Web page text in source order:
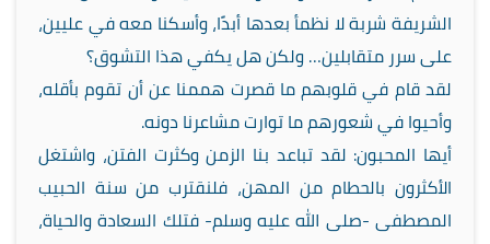
الشريفة شربة لا نظمأ بعدها أبدًا، وأسكنا معه في عليين،
على سرر متقابلين… ولكن هل يكفي هذا التشوق؟
لقد قام في قلوبهم ما قصرت هممنا عن أن تقوم بأقله،
وأحيوا في شعورهم ما توارت مشاعرنا دونه.
أيها المحبون: لقد تباعد بنا الزمن وكثرت الفتن، واشتغل
الأكثرون بالحطام من المهن، فلنقترب من سنة الحبيب
المصطفى -صلى الله عليه وسلم- فتلك السعادة والحياة،